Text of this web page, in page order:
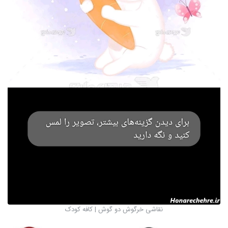
نقاشی خرگوش دو گوش | کافه کودک